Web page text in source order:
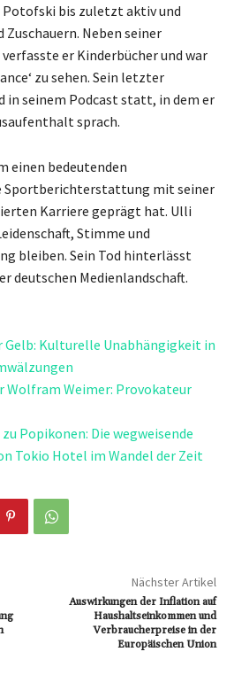
Potofski bis zuletzt aktiv und
Neben seiner
er Kinderbücher und war
zu sehen. Sein letzter
seinem Podcast statt, in dem er
sprach.
einen bedeutenden
Sportberichterstattung mit seiner
Karriere geprägt hat. Ulli
Stimme und
bleiben. Sein Tod hinterlässt
deutschen Medienlandschaft.
Kulturelle Unabhängigkeit in
Weimer: Provokateur
Popikonen: Die wegweisende
Tokio Hotel im Wandel der Zeit
Nächster Artikel
Auswirkungen der Inflation auf
Haushaltseinkommen und
Verbraucherpreise in der
Europäischen Union